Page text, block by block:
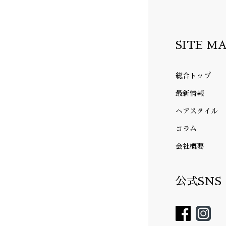
SITE
総合トップ
最新情報
ヘアスタイル
コラム
会社概要
公式SNS